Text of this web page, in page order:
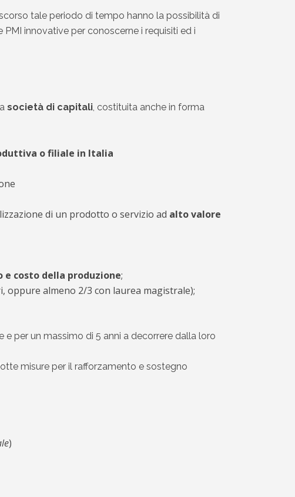
tale periodo di tempo hanno la possibilità di
innovative per conoscerne i requisiti ed i
società di capitali, costituita anche in forma
o filiale in Italia
di un prodotto o servizio ad alto valore
costo della produzione;
almeno 2/3 con laurea magistrale);
per un massimo di 5 anni a decorrere dalla loro
misure per il rafforzamento e sostegno
)